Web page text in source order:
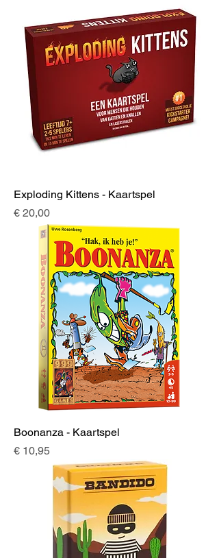
Exploding Kittens - Kaartspel
Prijs
€ 20,00
Boonanza - Kaartspel
Prijs
€ 10,95